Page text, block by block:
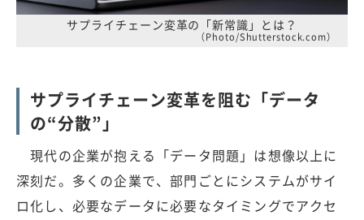
サプライチェーン変革の「新常識」とは？
（Photo/Shutterstock.com）
サプライチェーン変革を阻む「データ
の“分散”」
現代の企業が抱える「データ問題」は想像以上に
深刻だ。多くの企業で、部門ごとにシステムがサイ
ロ化し、必要なデータに必要なタイミングでアクセ